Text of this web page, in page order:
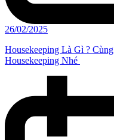
26/02/2025
Housekeeping Là Gì ?
Housekeeping Nhé